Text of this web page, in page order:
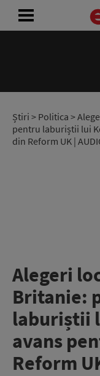
Știri > Politica >
pentru laburiștii lui
din Reform UK |
Alegeri
Britanie:
laburiștii
avans
Reform
RADIO
CONCURSURI